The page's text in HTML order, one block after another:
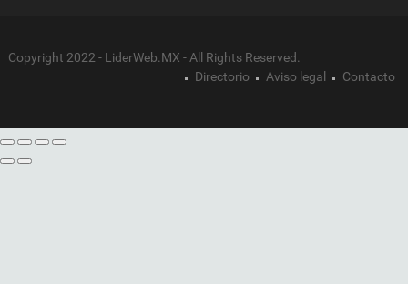
Copyright 2022 - LiderWeb.MX - All Rights Reserved.
Directorio
Aviso legal Contacto